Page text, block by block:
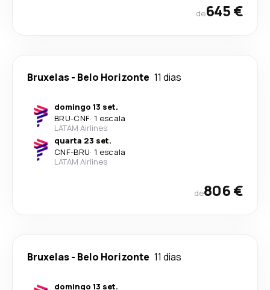
de645 €
Bruxelas- Belo Horizonte 11 dias
domingo 13 set.
BRU-CNF· 1 escala
LATAM Airlines
quarta 23 set.
CNF-BRU· 1 escala
LATAM Airlines
de806 €
Bruxelas- Belo Horizonte 11 dias
domingo 13 set.